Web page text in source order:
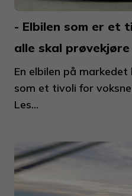
- Elbilen som er et
alle skal prøvekjøre
En elbilen på
som et tivoli for
Les...